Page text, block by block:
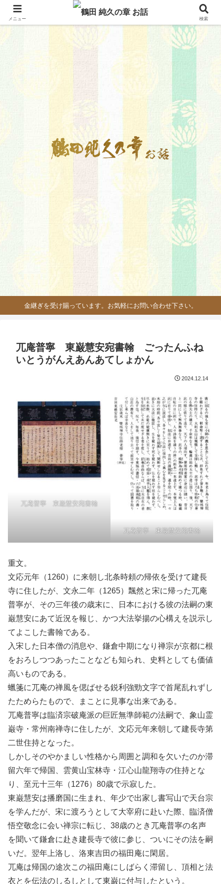
金継ぎを受け賜っています。お気軽にお問い合わせ下さい。
兀庵普寧 東巌慧安宛書翰 ごったんふね
いとうがんえあんあてしょかん
2024.12.14
兀庵普寧 東巌慧安宛書翰
兀庵普寧 東巌慧安宛書翰
重文。
文応元年（1260）に来朝し北条時頼の帰依を受けて建長
寺に住したが、文永二年（1265）飄然と宋に帰った兀庵
普寧が、その三年後の歳末に、日本における彼の法嗣の東
巌慧安にあて近況を報じ、かつ大法挙揚の心構えを説示し
てよこした書翰である。
入宋した日本僧の消息や、鎌倉中期になり禅宗が京都に根
をおろしつつあったことなども知られ、史料としても価値
高いものである。
蠟箋に兀庵の禅風を偲ばせる鋭利強勁文字で首尾乱れずし
たためらたもので、まことに見事な出来である。
兀庵普寧は臨済宗破庵派の巨匠無準師範の法嗣で、象山霊
巌寺・常州南禅寺に住したが、文応元年来朝して建長寺第
二世住持となった。
しかしそのやかましい性格から周囲と調和を欠いたのか滞
留六年で帰国、雲黄山宝林寺・江心山龍翔寺の住持とな
り、至元十三年（1276）80歳で示寂した。
東巌慧安は播磨国に生まれ、年少で出家し書写山で天台宗
を学んだが、宋に渡ろうとして大宰府に赴いた際、臨済僧
悟空敬念に会い禅宗に転じ、38歳のとき兀庵普寧の名声
を聞いて鎌倉に赴き建長寺で彼に参じ、ついにその法を嗣
いだ。翌年上洛し、洛東吉田の福田庵に閑居。
兀庵は帰国の途次この福田庵にしばらく滞留し、頂相と法
衣とを伝法のしるしとして東巌に付与したという。
メニュー 検索